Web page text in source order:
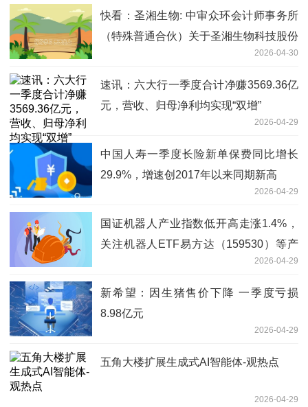
快看：圣湘生物: 中审众环会计师事务所
（特殊普通合伙）关于圣湘生物科技股份
有限公司2025年度内部控制审计报告
2026-04-30
速讯：六大行一季度合计净赚3569.36亿
元，营收、归母净利均实现“双增”
2026-04-29
中国人寿一季度长险新单保费同比增长
29.9%，增速创2017年以来同期新高
2026-04-29
国证机器人产业指数低开高走涨1.4%，
关注机器人ETF易方达（159530）等产
2026-04-29
新希望：因生猪售价下降 一季度亏损
8.98亿元
2026-04-29
五角大楼扩展生成式AI智能体-观热点
2026-04-29